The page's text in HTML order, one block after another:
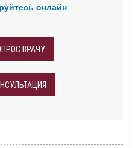
онлайн
ВРАЧУ